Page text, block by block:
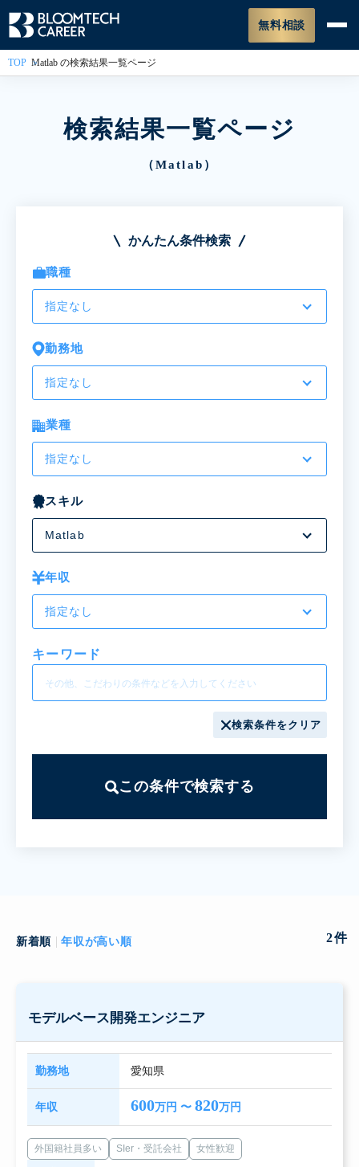
無料相談
TOP Matlab の検索結果一覧ページ
検索結果一覧ページ
（Matlab）
かんたん条件検索
職種
指定なし
勤務地
指定なし
業種
指定なし
スキル
Matlab
年収
指定なし
キーワード
検索条件をクリア
この条件で検索する
2件
新着順 年収が高い順
モデルベース開発エンジニア
勤務地 愛知県
年収 600万円 〜820万円
外国籍社員多い SIer・受託会社 女性歓迎